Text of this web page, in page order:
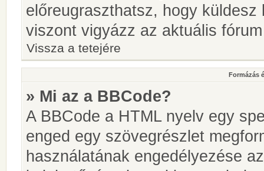
előreugraszthatsz, hogy
viszont vigyázz az aktuális
Vissza a tetejére
Formázás
» Mi az a BBCode?
A BBCode a HTML nyelv egy
enged egy szövegrészlet
használatának engedélyezése